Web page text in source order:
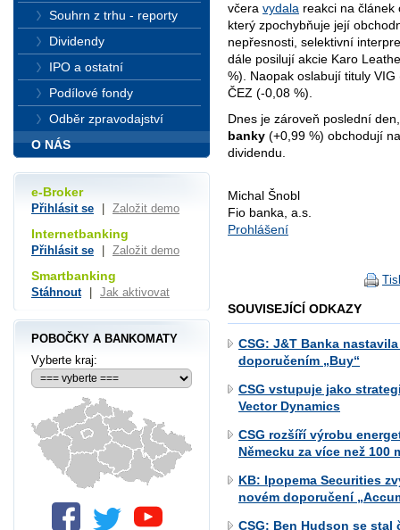
včera vydala reakci na
který zpochybňuje její
nepřesnosti, selektivní
dále posilují akcie Karo
%). Naopak oslabují tituly
ČEZ (-0,08 %).
Dnes je zároveň poslední
banky (+0,99 %) obchodují
dividendu.
Michal Šnobl
Fio banka, a.s.
Prohlášení
SOUVISEJÍCÍ ODKAZY
CSG: J&T Banka
doporučením „Buy“
CSG vstupuje jako
Vector Dynamics
CSG rozšíří výrobu
Německu za více než 100
KB: Ipopema Securities
novém doporučení
CSG: Ben Hudson se
Souhrn z trhu - reporty
Dividendy
IPO a ostatní
Podílové fondy
Odběr zpravodajství
O NÁS
e-Broker
Přihlásit se Založit demo
Internetbanking
Přihlásit se Založit demo
Smartbanking
Stáhnout Jak aktivovat
POBOČKY A BANKOMATY
Vyberte kraj: